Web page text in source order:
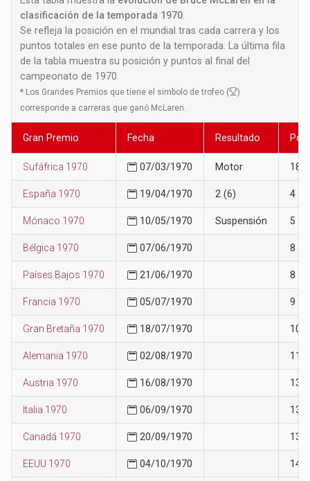
clasificación de la temporada 1970
Se refleja la posición en el mundial tras cada carrera y los
puntos totales en ese punto de la temporada. La última fila
de la tabla muestra su posición y puntos al final del
campeonato de 1970
* Los Grandes Premios que tiene el simbolo de trofeo (
)
corresponde a carreras que ganó McLaren.
Gran Premio Fecha Resultado
Sufáfrica 1970 07/03/1970 Motor 18
España 1970 19/04/1970 2 (6) 4
Mónaco 1970 10/05/1970 Suspensión 5
Bélgica 1970 07/06/1970 8
Países Bajos 1970 21/06/1970 8
Francia 1970 05/07/1970 9
Gran Bretaña 1970 18/07/1970 10
Alemania 1970 02/08/1970 11
Austria 1970 16/08/1970 13
Italia 1970 06/09/1970 13
Canadá 1970 20/09/1970 13
EEUU 1970 04/10/1970 14